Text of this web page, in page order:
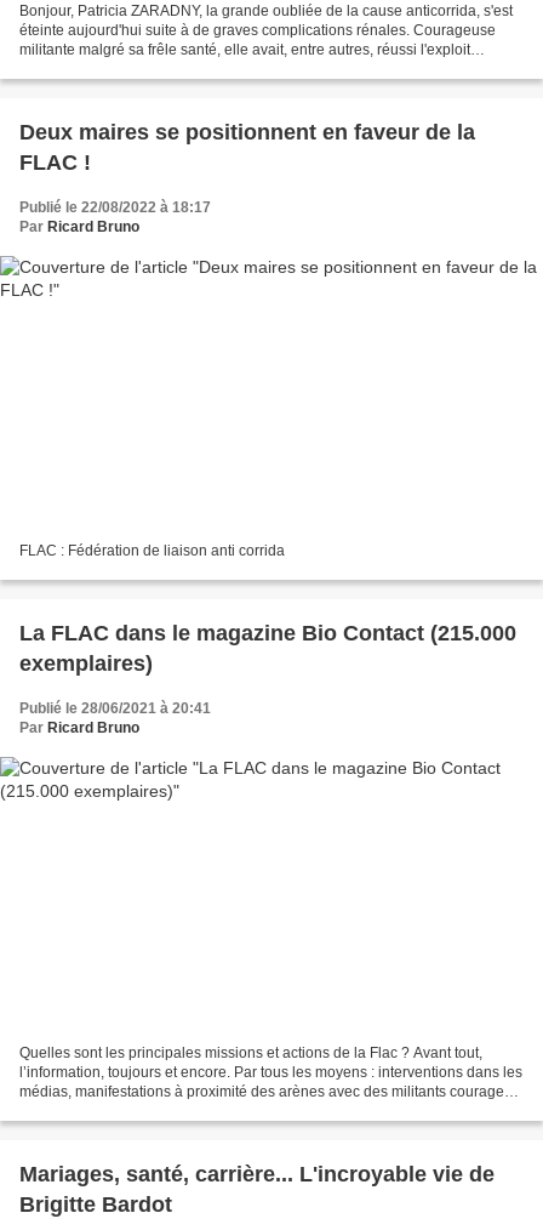
Bonjour, Patricia ZARADNY, la grande oubliée de la cause anticorrida, s'est
éteinte aujourd'hui suite à de graves complications rénales. Courageuse
militante malgré sa frêle santé, elle avait, entre autres, réussi l'exploit
Deux maires se positionnent en faveur de la
FLAC !
Publié le 22/08/2022 à 18:17
Par Ricard Bruno
FLAC : Fédération de liaison anti corrida
La FLAC dans le magazine Bio Contact (215.000
exemplaires)
Publié le 28/06/2021 à 20:41
Par Ricard Bruno
Quelles sont les principales missions et actions de la Flac ? Avant tout,
l’information, toujours et encore. Par tous les moyens : interventions dans les
médias, manifestations à proximité des arènes avec des militants courageux,
Mariages, santé, carrière... L'incroyable vie de
Brigitte Bardot